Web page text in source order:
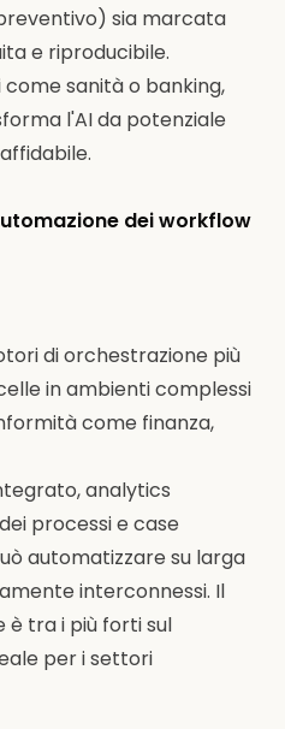
sia marcata
e riproducibile.
sanità o banking,
l'AI da potenziale
dei workflow
di orchestrazione più
in ambienti complessi
come finanza,
analytics
processi e case
automatizzare su larga
interconnessi. Il
è tra i più forti sul
per i settori